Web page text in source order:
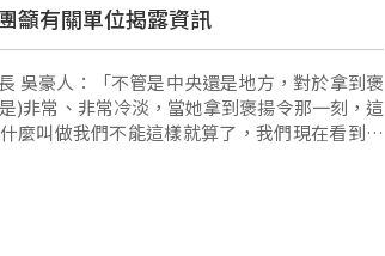
籲有關單位揭露資訊
吳豪人：「不管是中央還是地方，對於拿到褒
)非常、非常冷淡，當她拿到褒揚令那一刻，這
麼叫做我們不能這樣就算了，我們現在看到的